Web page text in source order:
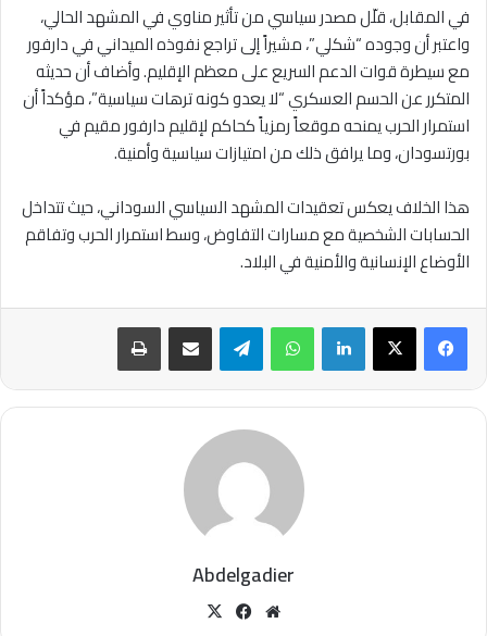
في المقابل، قلّل مصدر سياسي من تأثير مناوي في المشهد الحالي،
واعتبر أن وجوده “شكلي”، مشيراً إلى تراجع نفوذه الميداني في دارفور
مع سيطرة قوات الدعم السريع على معظم الإقليم. وأضاف أن حديثه
المتكرر عن الحسم العسكري “لا يعدو كونه ترهات سياسية”، مؤكداً أن
استمرار الحرب يمنحه موقعاً رمزياً كحاكم لإقليم دارفور مقيم في
بورتسودان، وما يرافق ذلك من امتيازات سياسية وأمنية.
هذا الخلاف يعكس تعقيدات المشهد السياسي السوداني، حيث تتداخل
الحسابات الشخصية مع مسارات التفاوض، وسط استمرار الحرب وتفاقم
الأوضاع الإنسانية والأمنية في البلاد.
لينكدإن واتساب تيلقرام مشاركة عبر البريد طباعة
Abdelgadier
موقعفيسبوك